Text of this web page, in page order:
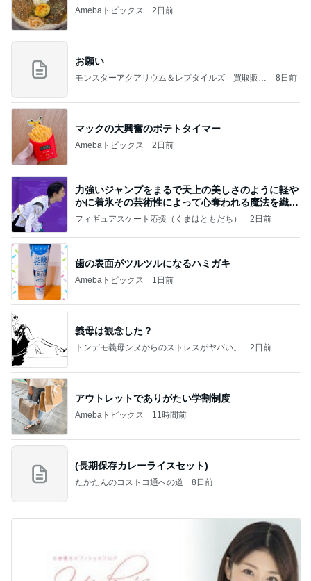
Amebaトピックス 2日前
お願い
モンスターアクアリウム＆レプタイルズ 買取販売
8日前
マックの大興奮のポテトタイマー
Amebaトピックス 2日前
力強いジャンプをまるで天上の美しさのように軽や
かに着氷その芸術性によって心奪われる魔法を織り
なす
フィギュアスケート応援（くまはともだち） 2日前
歯の表面がツルツルになるハミガキ
Amebaトピックス 1日前
義母は観念した？
トンデモ義母ンヌからのストレスがヤバい。 2日前
アウトレットでありがたい学割制度
Amebaトピックス 11時間前
(長期保存カレーライスセット)
たかたんのコストコ通への道 8日前